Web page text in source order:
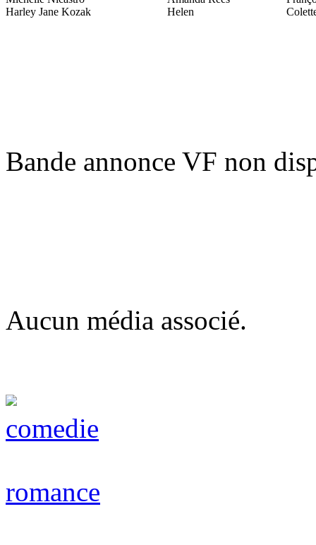
Harley Jane Kozak
Helen
Bande annonce VF non
Aucun média associé.
comedie
romance